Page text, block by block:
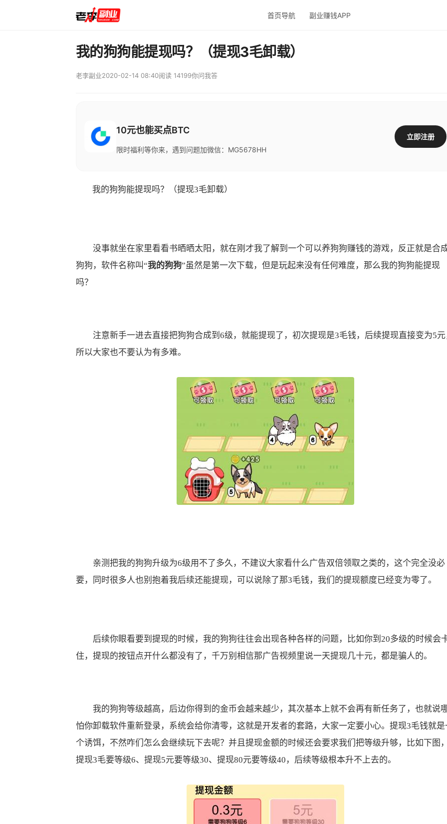
首页导航 副业赚钱APP
我的狗狗能提现吗？（提现3毛卸载）
老李副业2020-02-14 08:40阅读 14199你问我答
10元也能买点BTC
限时福利等你来，遇到问题加微信：MG5678HH
立即注册
我的狗狗能提现吗？（提现3毛卸载）
没事就坐在家里看看书晒晒太阳，就在刚才我了解到一个可以养狗狗赚钱的游戏，反正就是合
狗狗，软件名称叫“我的狗狗”虽然是第一次下载，但是玩起来没有任何难度，那么我的狗狗能提现
吗？
注意新手一进去直接把狗狗合成到6级，就能提现了，初次提现是3毛钱，后续提现直接变为5元
所以大家也不要认为有多难。
亲测把我的狗狗升级为6级用不了多久，不建议大家看什么广告双倍领取之类的，这个完全没必
要，同时很多人也别抱着我后续还能提现，可以说除了那3毛钱，我们的提现额度已经变为零了。
后续你眼看要到提现的时候，我的狗狗往往会出现各种各样的问题，比如你到20多级的时候会
住，提现的按钮点开什么都没有了，千万别相信那广告视频里说一天提现几十元，都是骗人的。
我的狗狗等级越高，后边你得到的金币会越来越少，其次基本上就不会再有新任务了，也就说
怕你卸载软件重新登录，系统会给你清零，这就是开发者的套路，大家一定要小心。提现3毛钱就是
个诱饵，不然咋们怎么会继续玩下去呢？并且提现金额的时候还会要求我们把等级升够，比如下图，
提现3毛要等级6、提现5元要等级30、提现80元要等级40，后续等级根本升不上去的。